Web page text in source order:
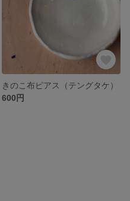
きのこ布ピアス（テングタケ）
600円